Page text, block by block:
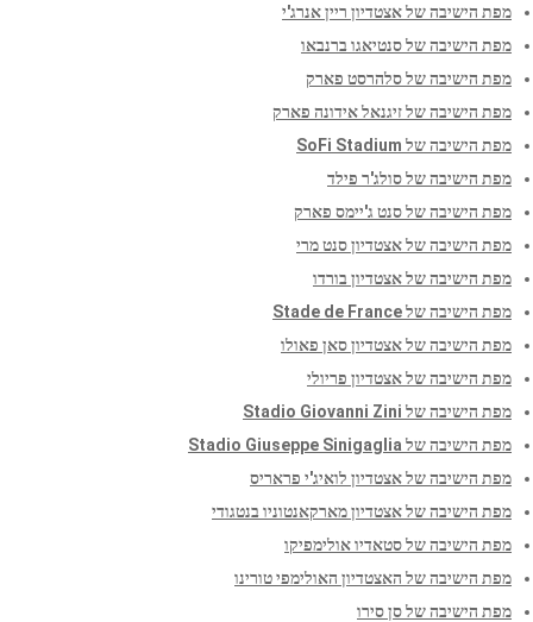
מפת הישיבה של אצטדיון ריין אנרג'י
מפת הישיבה של סנטיאגו ברנבאו
מפת הישיבה של סלהרסט פארק
מפת הישיבה של זיגנאל אידונה פארק
מפת הישיבה של SoFi Stadium
מפת הישיבה של סולג'ר פילד
מפת הישיבה של סנט ג'יימס פארק
מפת הישיבה של אצטדיון סנט מרי
מפת הישיבה של אצטדיון בורדו
מפת הישיבה של Stade de France
מפת הישיבה של אצטדיון סאן פאולו
מפת הישיבה של אצטדיון פריולי
מפת הישיבה של Stadio Giovanni Zini
מפת הישיבה של Stadio Giuseppe Sinigaglia
מפת הישיבה של אצטדיון לואיג'י פראריס
מפת הישיבה של אצטדיון מארקאנטוניו בנטגודי
מפת הישיבה של סטאדיו אולימפיקו
מפת הישיבה של האצטדיון האולימפי טורינו
מפת הישיבה של סן סירו